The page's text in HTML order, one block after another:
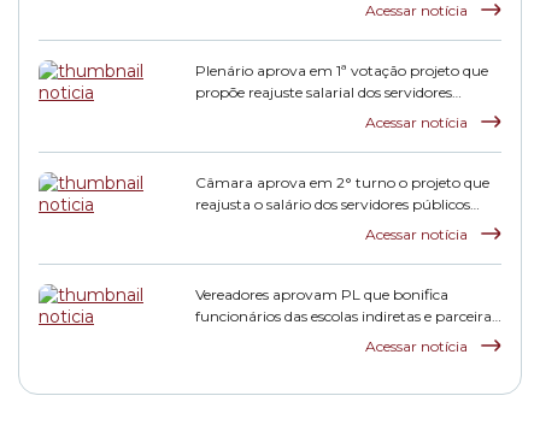
Acessar notícia
Plenário aprova em 1ª votação projeto que
propõe reajuste salarial dos servidores
Acessar notícia
Câmara aprova em 2° turno o projeto que
reajusta o salário dos servidores públicos
Acessar notícia
Vereadores aprovam PL que bonifica
funcionários das escolas indiretas e parceiras
Acessar notícia